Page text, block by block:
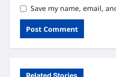
Save my name, email,
Related Stories